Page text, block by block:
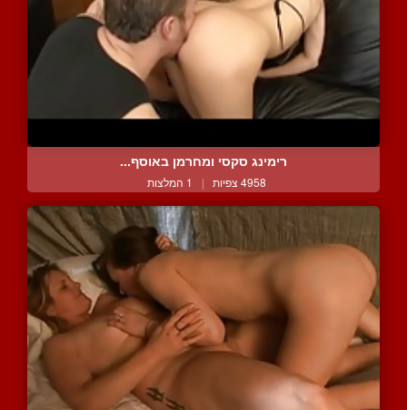
רימינג סקסי ומחרמן באוסף...
4958 צפיות | 1 המלצות